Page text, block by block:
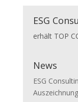
ESG
erhält TOP
News
ESG
Auszeichnung